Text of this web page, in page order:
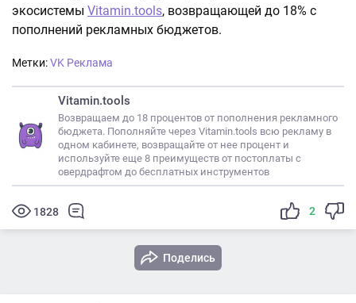
экосистемы Vitamin.tools, возвращающей до 18% с
пополнений рекламных бюджетов.
Метки:VK Реклама
Vitamin.tools
Возвращаем до 18 процентов от пополнения рекламного
бюджета. Пополняйте через Vitamin.tools всю рекламу в
одном кабинете, возвращайте от нее процент и
используйте еще 8 преимуществ от постоплаты с
овердрафтом до бесплатных инструментов
1828 2
Поделись